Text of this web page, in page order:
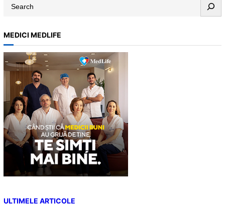
r
c
h
MEDICI MEDLIFE
ULTIMELE ARTICOLE